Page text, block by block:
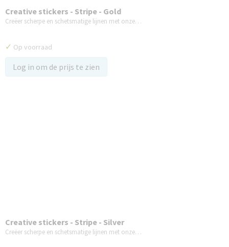
Creative stickers - Stripe - Gold
Creëer scherpe en schetsmatige lijnen met onze…
✓ Op voorraad
Log in om de prijs te zien
Creative stickers - Stripe - Silver
Creëer scherpe en schetsmatige lijnen met onze…